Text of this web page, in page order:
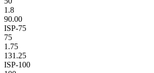
1.8
90.00
ISP-75
75
1.75
131.25
ISP-100